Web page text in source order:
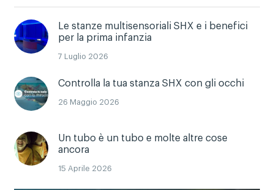
Le stanze multisensoriali SHX e i benefici
per la prima infanzia
7 Luglio 2026
Controlla la tua stanza SHX con gli occhi
26 Maggio 2026
Un tubo è un tubo e molte altre cose
ancora
15 Aprile 2026